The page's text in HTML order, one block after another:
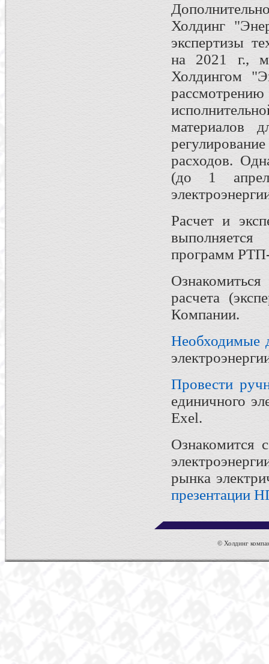
Холдинг
экспертизы
на 2021 г.,
Холдингом
материалов
расходов.
(до 1
Расчет и
программ
расчета
Компании.
Необходимые
Провести
единичного
Exel.
Ознакомится
рынка
презентации
© Холдинг